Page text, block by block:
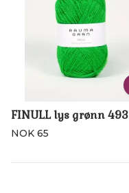
FINULL lys grønn 493
NOK 65